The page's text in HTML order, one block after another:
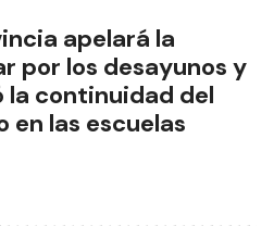
apelará la
por los desayunos y
continuidad del
en las escuelas